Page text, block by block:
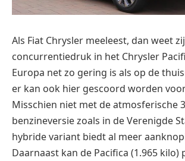
Als Fiat Chrysler meeleest, dan weet
concurrentiedruk in het Chrysler
Europa net zo gering is als op de
er kan ook hier gescoord worden
Misschien niet met de atmosferische
benzineversie zoals in de Verenigde
hybride variant biedt al meer
Daarnaast kan de Pacifica (1.965 kilo)